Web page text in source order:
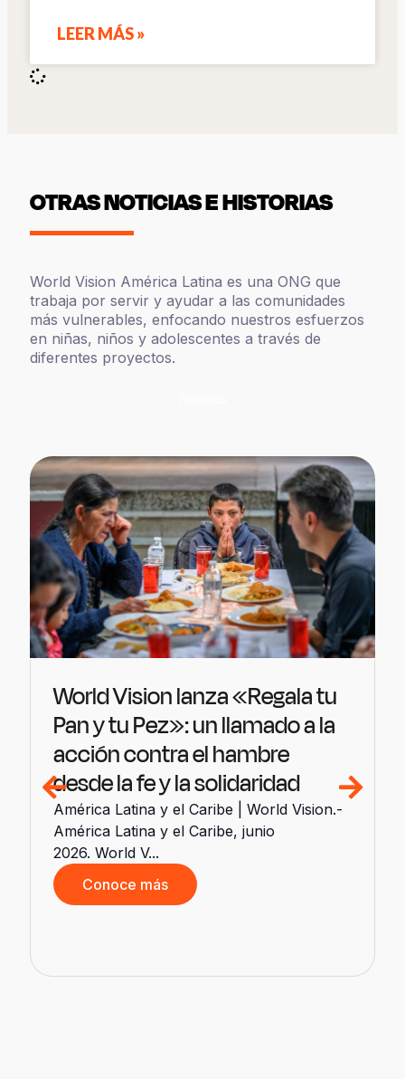
LEER MÁS »
OTRAS NOTICIAS E HISTORIAS
World Vision América Latina es una ONG que
trabaja por servir y ayudar a las comunidades
más vulnerables, enfocando nuestros esfuerzos
en niñas, niños y adolescentes a través de
diferentes proyectos.
World Vision lanza «Regala tu
Pan y tu Pez»: un llamado a la
acción contra el hambre
desde la fe y la solidaridad
América Latina y el Caribe | World Vision.-
América Latina y el Caribe, junio
2026. World V...
Conoce más